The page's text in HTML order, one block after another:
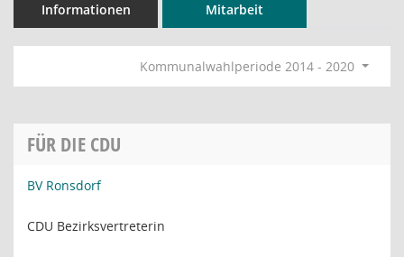
Informationen Mitarbeit
Kommunalwahlperiode 2014 - 2020
FÜR DIE CDU
BV Ronsdorf
CDU Bezirksvertreterin